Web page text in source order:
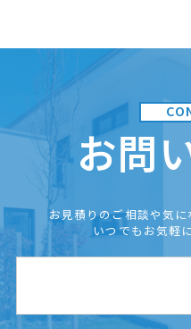
お問
お見積りのご相談や気に
いつでもお気軽